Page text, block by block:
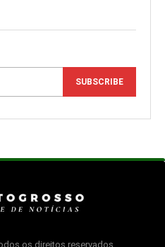
SUBSCRIBE
os direitos reservados.